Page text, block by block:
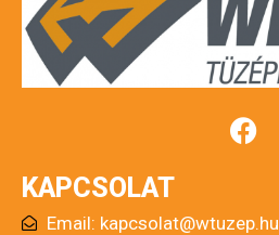
KAPCSOLAT
Email: kapcsolat@wtuzep.hu